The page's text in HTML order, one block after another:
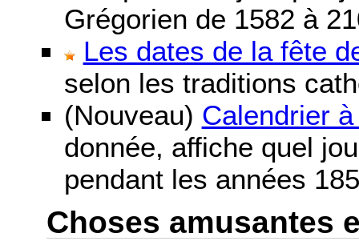
Grégorien de 1582 à
Les dates de la fête
selon les traditions
(Nouveau) Calendrier
donnée, affiche quel
pendant les années
Choses amusantes